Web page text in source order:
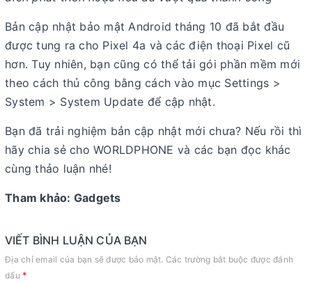
Bản cập nhật bảo mật Android tháng 10 đã bắt đầu
được tung ra cho Pixel 4a và các điện thoại Pixel cũ
hơn. Tuy nhiên, bạn cũng có thể tải gói phần mềm mới
theo cách thủ công bằng cách vào mục Settings >
System > System Update để cập nhật.
Bạn đã trải nghiệm bản cập nhật mới chưa? Nếu rồi thì
hãy chia sẻ cho WORLDPHONE và các bạn đọc khác
cùng thảo luận nhé!
Tham khảo: Gadgets
VIẾT BÌNH LUẬN CỦA BẠN
Địa chỉ email của bạn sẽ được bảo mật. Các trường bắt buộc được đánh
dấu *